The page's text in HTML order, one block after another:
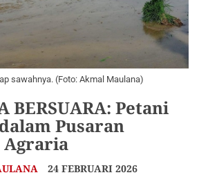
sawahnya. (Foto: Akmal Maulana)
BERSUARA: Petani
Pusaran
Agraria
24 FEBRUARI 2026